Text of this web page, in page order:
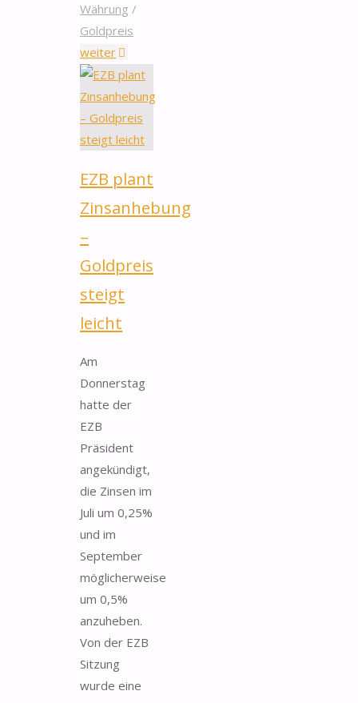
Währung /
Goldpreis
weiter"Dollar
steigt
während
Gold
auf
fällt"
EZB plant
Zinsanhebung
–
Goldpreis
steigt
leicht
Am
Donnerstag
hatte der
EZB
Präsident
angekündigt,
die Zinsen im
Juli um 0,25%
und im
September
möglicherweise
um 0,5%
anzuheben.
Von der EZB
Sitzung
wurde eine